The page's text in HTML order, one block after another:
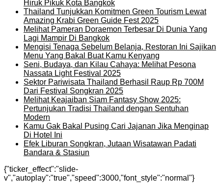
Hiruk Pikuk Kota Bangkok
Thailand Tunjukkan Komitmen Green Tourism Lewat
Amazing Krabi Green Guide Fest 2025
Melihat Pameran Doraemon Terbesar Di Dunia Yang
Lagi Mampir Di Bangkok
Mengisi Tenaga Sebelum Belanja, Restoran Ini Sajikan
Menu Yang Bakal Buat Kamu Kenyang
Seni, Budaya, dan Kilau Cahaya: Melihat Pesona
Nassata Light Festival 2025
Sektor Pariwisata Thailand Berhasil Raup Rp 700M
Dari Festival Songkran 2025
Melihat Keajaiban Siam Fantasy Show 2025:
Pertunjukan Tradisi Thailand dengan Sentuhan
Modern
Kamu Gak Bakal Pusing Cari Jajanan Jika Menginap
Di Hotel Ini
Efek Liburan Songkran, Jutaan Wisatawan Padati
Bandara & Stasiun
{"ticker_effect":"slide-
v","autoplay":"true","speed":3000,"font_style":"normal"}